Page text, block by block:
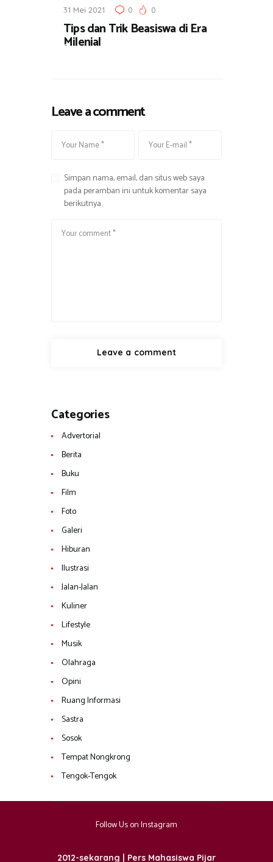
i
t
a
31 Mei 2021 0 0
Tips dan Trik Beasiswa di Era
Milenial
Leave a comment
Simpan nama, email, dan situs web saya
pada peramban ini untuk komentar saya
berikutnya.
Categories
Advertorial
Berita
Buku
Film
Foto
Galeri
Hiburan
Ilustrasi
Jalan-Jalan
Kuliner
Lifestyle
Musik
Olahraga
Opini
Ruang Informasi
Sastra
Sosok
Tempat Nongkrong
Tengok-Tengok
Follow Us on Instagram
2012-sekarang | Pers Mahasiswa Pijar